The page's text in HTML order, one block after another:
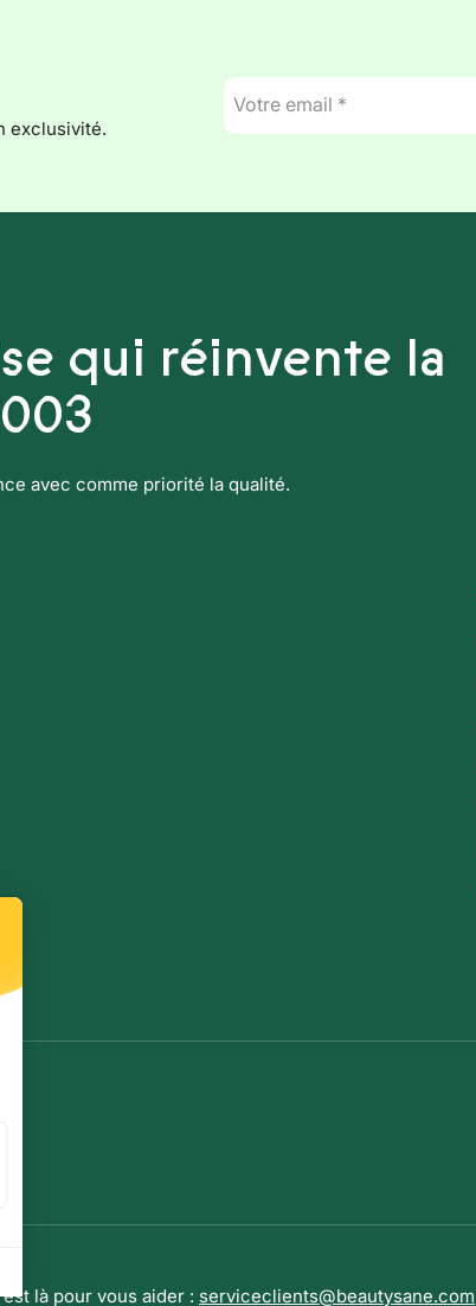
exclusivité.
E-
mail
*
qui réinvente la
avec comme priorité la qualité.
là pour vous aider : serviceclients@beautysane.com